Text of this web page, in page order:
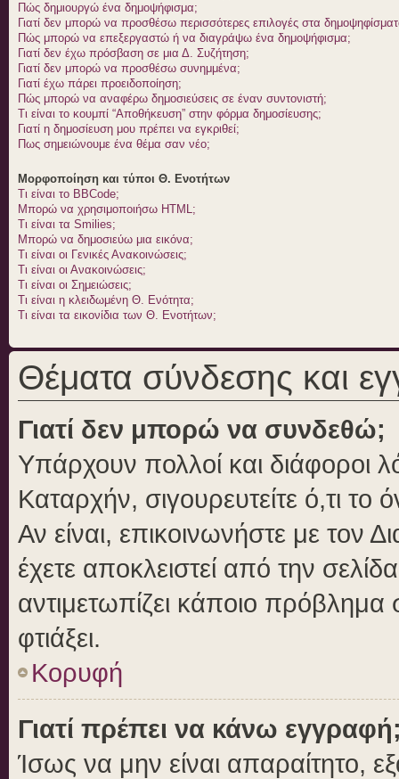
Πώς δημιουργώ ένα δημοψήφισμα;
Γιατί δεν μπορώ να προσθέσω περισσότερες επιλογές στα
Πώς μπορώ να επεξεργαστώ ή να διαγράψω ένα δημοψήφισμα;
Γιατί δεν έχω πρόσβαση σε μια Δ. Συζήτηση;
Γιατί δεν μπορώ να προσθέσω συνημμένα;
Γιατί έχω πάρει προειδοποίηση;
Πώς μπορώ να αναφέρω δημοσιεύσεις σε έναν συντονιστή;
Τι είναι το κουμπί “Αποθήκευση” στην φόρμα δημοσίευσης;
Γιατί η δημοσίευση μου πρέπει να εγκριθεί;
Πως σημειώνουμε ένα θέμα σαν νέο;
Μορφοποίηση και τύποι Θ. Ενοτήτων
Τι είναι το BBCode;
Μπορώ να χρησιμοποιήσω HTML;
Τι είναι τα Smilies;
Μπορώ να δημοσιεύω μια εικόνα;
Τι είναι οι Γενικές Ανακοινώσεις;
Τι είναι οι Ανακοινώσεις;
Τι είναι οι Σημειώσεις;
Τι είναι η κλειδωμένη Θ. Ενότητα;
Τι είναι τα εικονίδια των Θ. Ενοτήτων;
Θέματα σύνδεσης και
Γιατί δεν μπορώ να συνδεθώ;
Υπάρχουν πολλοί και διάφοροι
Καταρχήν, σιγουρευτείτε ό,τι
Αν είναι, επικοινωνήστε με τον
έχετε αποκλειστεί από την
αντιμετωπίζει κάποιο πρόβλημα
φτιάξει.
Κορυφή
Γιατί πρέπει να κάνω
Ίσως να μην είναι απαραίτητο,